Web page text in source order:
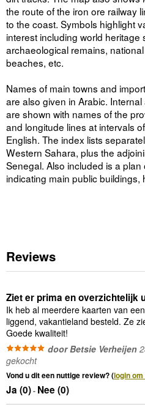
the route of the iron ore railway
to the coast. Symbols highlight
interest including world heritage
archaeological remains,
beaches, etc.
Names of main towns and
are also given in Arabic.
are shown with names of the
and longitude lines at intervals
English. The index lists
Western Sahara, plus the
Senegal. Also included is a
indicating main public buildings,
Reviews
Ziet er prima en overzichtelijk
Ik heb al meerdere kaarten van
liggend, vakantieland besteld. Ze
Goede kwaliteit!
door Betsie Verheijen
gekocht
Vond u dit een nuttige review? (login
Ja (0)- Nee (0)